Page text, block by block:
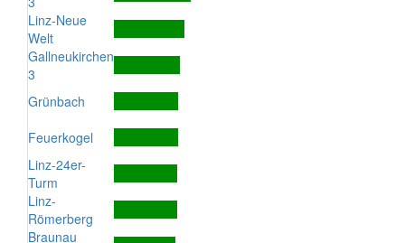
Linz-Neue
Welt
Gallneukirchen
3
Grünbach
Feuerkogel
Linz-24er-
Turm
Linz-
Römerberg
Braunau